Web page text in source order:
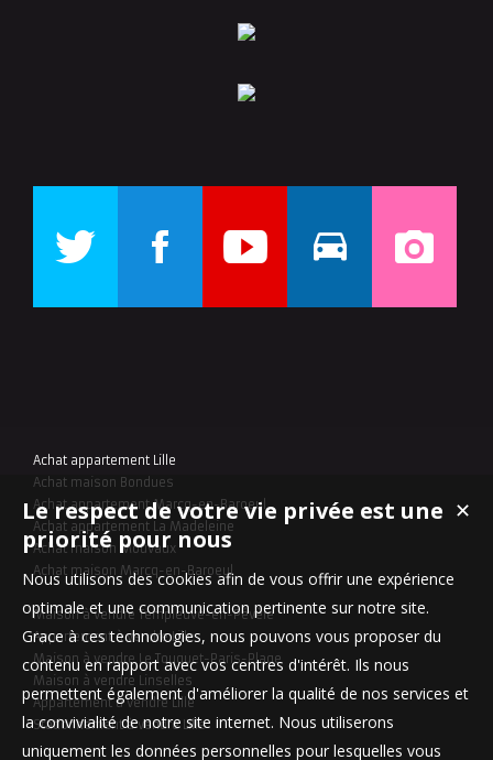
Achat appartement Lille
Achat maison Bondues
Achat appartement Marcq-en-Baroeul
Achat appartement La Madeleine
Achat maison Mouvaux
Achat maison Marcq-en-Baroeul
Maison à vendre Templeuve-en-Pévèle
Appartement à vendre Lille
Maison à vendre Le Touquet-Paris-Plage
Maison à vendre Linselles
Appartement à vendre Lille
Stationnement à vendre Lille
✕
Le respect de votre vie privée est une
priorité pour nous
Nous utilisons des cookies afin de vous offrir une expérience
optimale et une communication pertinente sur notre site.
Grace à ces technologies, nous pouvons vous proposer du
contenu en rapport avec vos centres d'intérêt. Ils nous
permettent également d'améliorer la qualité de nos services et
la convivialité de notre site internet. Nous utiliserons
uniquement les données personnelles pour lesquelles vous